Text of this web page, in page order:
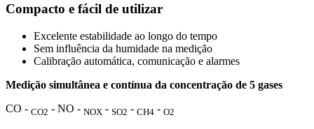
Compacto e fácil de utilizar
Excelente estabilidade ao longo do tempo
Sem influência da humidade na medição
Calibração automática, comunicação e alarmes
Medição simultânea e contínua da concentração de 5 gases
CO - CO2 - NO - NOX - SO2 - CH4 - O2